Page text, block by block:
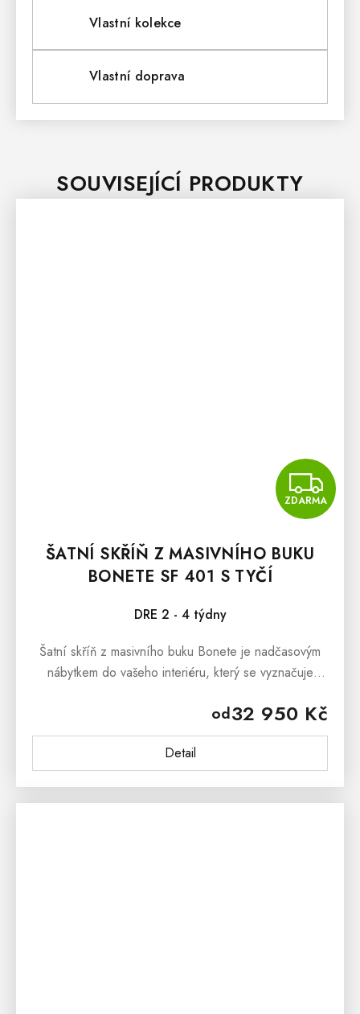
Vlastní kolekce
Vlastní doprava
SOUVISEJÍCÍ PRODUKTY
ZDARMA
ŠATNÍ SKŘÍŇ Z MASIVNÍHO BUKU
BONETE SF 401 S TYČÍ
DRE 2 - 4 týdny
od32 950 Kč
Detail
Šatní skříň z masivního buku Bonete je nadčasovým
nábytkem do vašeho interiéru, který se vyznačuje
z masivního bukového dřeva a...